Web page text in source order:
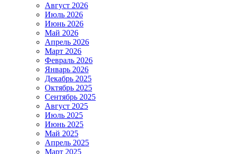
Август 2026
Июль 2026
Июнь 2026
Май 2026
Апрель 2026
Март 2026
Февраль 2026
Январь 2026
Декабрь 2025
Октябрь 2025
Сентябрь 2025
Август 2025
Июль 2025
Июнь 2025
Май 2025
Апрель 2025
Март 2025